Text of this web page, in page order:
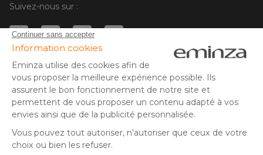
Suivez-nous sur :
© Copyright 2025 Eminza | Tous droits réservés |
ESPAÑA
ITALIE
DEUTSCHLAND
NEDERLAND
FRA
* Vous disposez de 30 jours (à compter de la réception ou du
retrait de votre colis) pour effectuer un retour de produits et
vous faire rembourser. Hors colis volumineux